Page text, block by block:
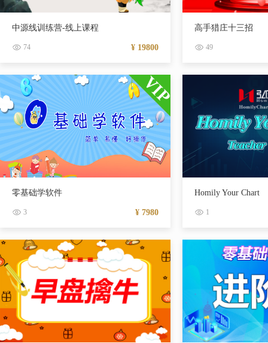
中源线训练营-线上课程
74 ¥ 19800
高手猎庄十三招
49
零基础学软件
3 ¥ 7980
Homily Your Chart
1